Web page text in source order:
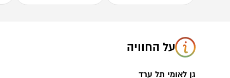
על החוויה
גן לאומי תל ערד